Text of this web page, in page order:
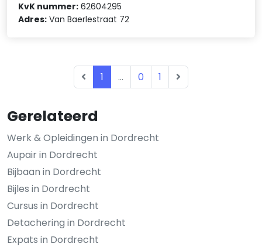
Gerelateerd
Werk & Opleidingen in Dordrecht
Aupair in Dordrecht
Bijbaan in Dordrecht
Bijles in Dordrecht
Cursus in Dordrecht
Detachering in Dordrecht
Expats in Dordrecht
KvK nummer: 62604295
Adres: Van Baerlestraat 72
1 ... 0 1